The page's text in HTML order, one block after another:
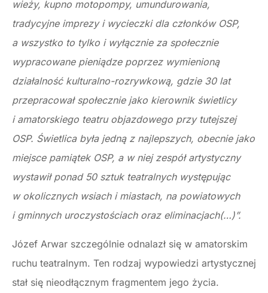
wieży, kupno motopompy, umundurowania,
tradycyjne imprezy i wycieczki dla członków OSP,
a wszystko to tylko i wyłącznie za społecznie
wypracowane pieniądze poprzez wymienioną
działalność kulturalno-rozrywkową, gdzie 30 lat
przepracował społecznie jako kierownik świetlicy
i amatorskiego teatru objazdowego przy tutejszej
OSP. Świetlica była jedną z najlepszych, obecnie jako
miejsce pamiątek OSP, a w niej zespół artystyczny
wystawił ponad 50 sztuk teatralnych występując
w okolicznych wsiach i miastach, na powiatowych
i gminnych uroczystościach oraz eliminacjach(…)”.
Józef Arwar szczególnie odnalazł się w amatorskim
ruchu teatralnym. Ten rodzaj wypowiedzi artystycznej
stał się nieodłącznym fragmentem jego życia.